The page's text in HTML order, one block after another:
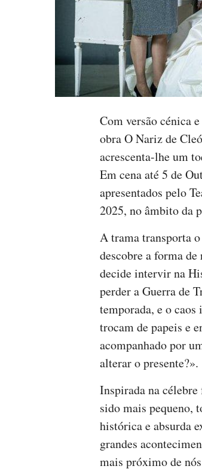
Com versão cénica
obra O Nariz de
acrescenta-lhe um
Em cena até 5 de
apresentados pelo
2025, no âmbito da
A trama transporta
descobre a forma de
decide intervir na
perder a Guerra de
temporada, e o caos
trocam de papeis e
acompanhado por
alterar o presente?».
Inspirada na célebre
sido mais pequeno,
histórica e absurda
grandes
mais próximo de